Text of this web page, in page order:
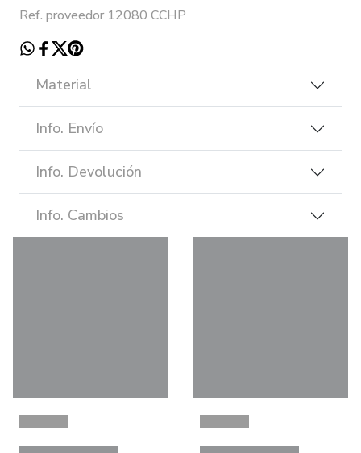
Ref. proveedor 12080 CCHP
Material
Info. Envío
Info. Devolución
Info. Cambios